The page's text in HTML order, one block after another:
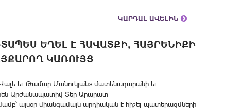
ԿԱՐԴԱԼ ԱՎԵԼԻՆ
ԵՂԵԼ Է ՀԱՎԱՏՔԻ, ՀԱՅՐԵՆԻՔԻ
ԿԱՌՈՒՅՑ
եւ Թամար Մանուկյան» մատենադարանի եւ
Արժանապատիվ Տեր Արարատ
այսօր միանգամայն արդիական է հիշել պատերազմների